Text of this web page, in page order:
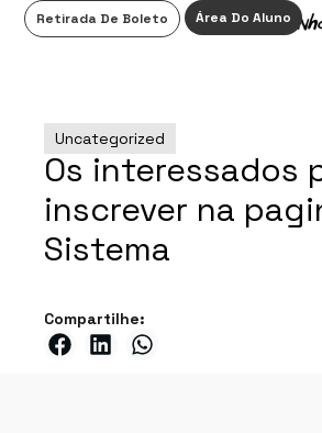
Retirada De Boleto Área Do Aluno
Uncategorized
Os interessados
inscrever na
Sistema
Compartilhe: